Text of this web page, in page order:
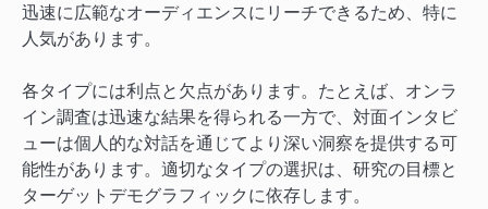
迅速に広範なオーディエンスにリーチできるため、特に
人気があります。
各タイプには利点と欠点があります。たとえば、オンラ
イン調査は迅速な結果を得られる一方で、対面インタビ
ューは個人的な対話を通じてより深い洞察を提供する可
能性があります。適切なタイプの選択は、研究の目標と
ターゲットデモグラフィックに依存します。